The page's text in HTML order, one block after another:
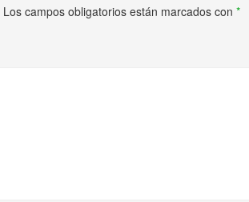
Los campos obligatorios están marcados con *